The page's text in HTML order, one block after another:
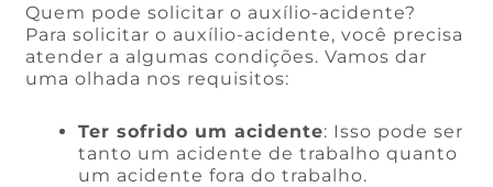
Quem pode solicitar o auxílio-acidente?
Para solicitar o auxílio-acidente, você precisa
atender a algumas condições. Vamos dar
uma olhada nos requisitos:
Ter sofrido um acidente: Isso pode ser
tanto um acidente de trabalho quanto
um acidente fora do trabalho.